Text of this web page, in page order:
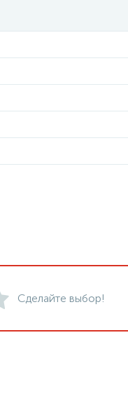
Сделайте выбор!